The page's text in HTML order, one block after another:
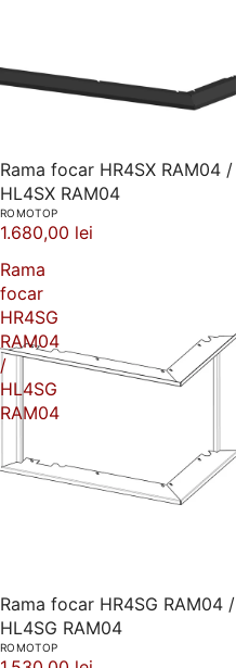
Rama focar HR4SX RAM04 /
HL4SX RAM04
ROMOTOP
1.680,00 lei
Rama
focar
HR4SG
RAM04
/
HL4SG
RAM04
Rama focar HR4SG RAM04 /
HL4SG RAM04
ROMOTOP